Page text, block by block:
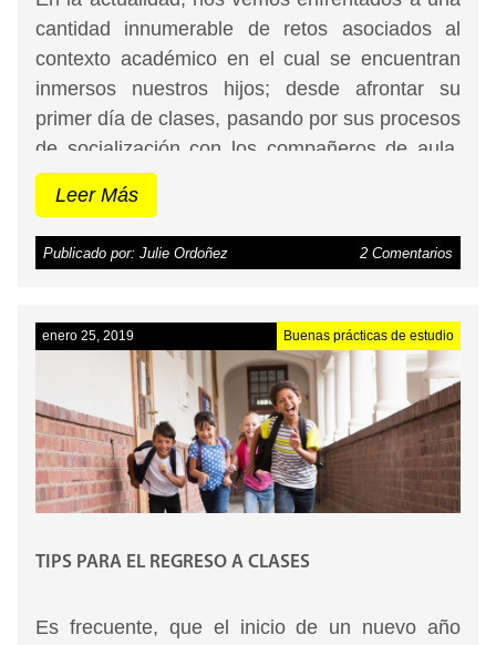
cantidad innumerable de retos asociados al
contexto académico en el cual se encuentran
inmersos nuestros hijos; desde afrontar su
primer día de clases, pasando por sus procesos
de socialización con los compañeros de aula,
hasta las dificultades que se presentan en el
desarrollo de habilidades académicas, ya sea
leer, escribir, pintar o el simple hecho de seguir
instrucciones, les implica a nuestros niños tener
objetivos propuestos en las diversas
situaciones. Te puede interesar:
5 beneficios
que te de amar la lectura.
Leer Más
Publicado por: Julie Ordoñez 2 Comentarios
enero 25, 2019 Buenas prácticas de estudio
TIPS PARA EL REGRESO A CLASES
Es frecuente, que el inicio de un nuevo año